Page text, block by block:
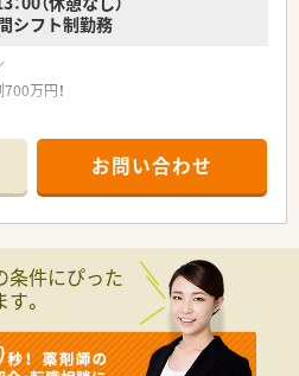
シフト制勤務
万円！
勤務条件のご相談が可能です。
。
のがお得意な方にもオススメです！
もいたします。
！
駅 (樽見鉄道樽見線)ですが、
。
お問い合わせ
条件にぴった
。